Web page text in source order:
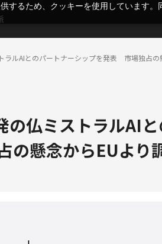
するため、クッキーを使用しています
ラルAIとのパートナーシップを発表 市場独占の
仏ミストラルAIと
懸念からEUより